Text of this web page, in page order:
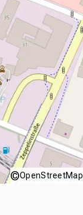
©OpenStreetMap